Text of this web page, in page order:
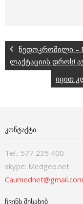
ნედოკრომილი –
ლაქტაციის დროს!
იცით
ᲙᲝᲜᲢᲐᲥᲢᲘ
Tel.: 577 235 400
skype: Medgeo.net
Caumednet@gmail.com
ᲩᲕᲔᲜᲡ ᲨᲔᲡᲐᲮᲔᲑ